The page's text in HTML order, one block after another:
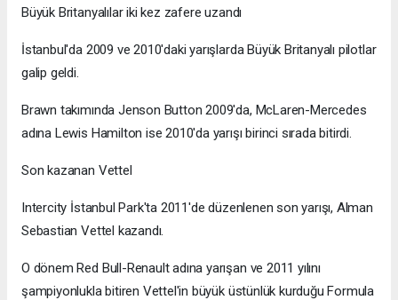
Büyük Britanyalılar iki kez zafere uzandı
İstanbul'da 2009 ve 2010'daki yarışlarda Büyük Britanyalı pilotlar
galip geldi.
Brawn takımında Jenson Button 2009'da, McLaren-Mercedes
adına Lewis Hamilton ise 2010'da yarışı birinci sırada bitirdi.
Son kazanan Vettel
Intercity İstanbul Park'ta 2011'de düzenlenen son yarışı, Alman
Sebastian Vettel kazandı.
O dönem Red Bull-Renault adına yarışan ve 2011 yılını
şampiyonlukla bitiren Vettel'in büyük üstünlük kurduğu Formula